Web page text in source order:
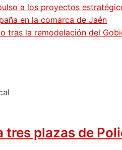
a los proyectos
en la comarca de Jaén
tras la remodelación del
plazas de